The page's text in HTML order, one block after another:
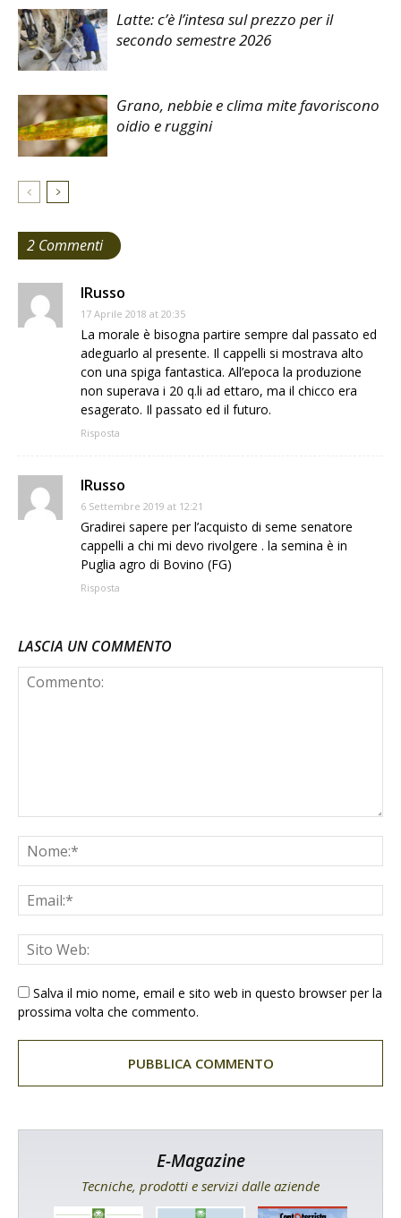
Latte: c’è l’intesa sul prezzo per il
secondo semestre 2026
Grano, nebbie e clima mite favoriscono
oidio e ruggini
2 Commenti
IRusso
17 Aprile 2018 at 20:35
La morale è bisogna partire sempre dal passato ed
adeguarlo al presente. Il cappelli si mostrava alto
con una spiga fantastica. All’epoca la produzione
non superava i 20 q.li ad ettaro, ma il chicco era
esagerato. Il passato ed il futuro.
Risposta
IRusso
6 Settembre 2019 at 12:21
Gradirei sapere per l’acquisto di seme senatore
cappelli a chi mi devo rivolgere . la semina è in
Puglia agro di Bovino (FG)
Risposta
LASCIA UN COMMENTO
Salva il mio nome, email e sito web in questo browser per la
prossima volta che commento.
E-Magazine
Tecniche, prodotti e servizi dalle aziende